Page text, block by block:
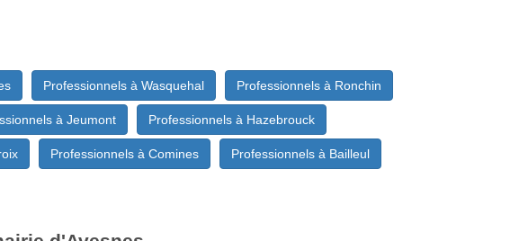
Professionnels à Wasquehal Professionnels à Ronchin
à Jeumont Professionnels à Hazebrouck
Professionnels à Comines Professionnels à Bailleul